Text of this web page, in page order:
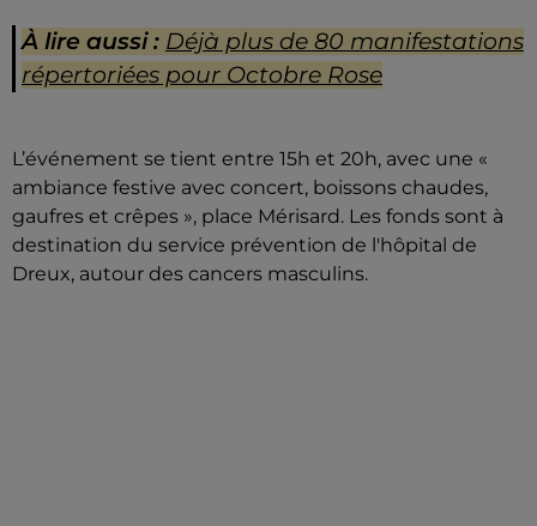
À lire aussi : Déjà plus de 80 manifestations
répertoriées pour Octobre Rose
L’événement se tient entre 15h et 20h, avec une «
ambiance festive avec concert, boissons chaudes,
gaufres et crêpes », place Mérisard. Les fonds sont à
destination du service prévention de l'hôpital de
Dreux, autour des cancers masculins.